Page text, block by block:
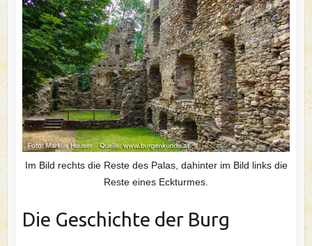
Im Bild rechts die Reste des Palas, dahinter im Bild links die
Reste eines Eckturmes.
Die Geschichte der Burg